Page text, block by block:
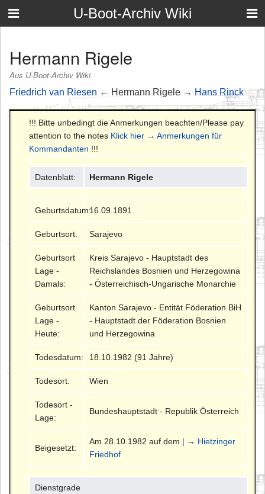
U-Boot-Archiv Wiki
Hermann Rigele
Aus U-Boot-Archiv Wiki
Friedrich van Riesen ← Hermann Rigele → Hans Rinck
!!! Bitte unbedingt die Anmerkungen beachten/Please pay
attention to the notes Klick hier → Anmerkungen für
Kommandanten !!!
Datenblatt: Hermann Rigele
Geburtsdatum:16.09.1891
Geburtsort: Sarajevo
Geburtsort
Lage -
Damals:
Kreis Sarajevo - Hauptstadt des
Reichslandes Bosnien und Herzegowina
- Österreichisch-Ungarische Monarchie
Geburtsort
Lage -
Heute:
Kanton Sarajevo - Entität Föderation BiH
- Hauptstadt der Föderation Bosnien
und Herzegowina
Todesdatum: 18.10.1982 (91 Jahre)
Todesort: Wien
Todesort -
Lage:
Bundeshauptstadt - Republik Österreich
Beigesetzt:
Am 28.10.1982 auf dem | → Hietzinger
Friedhof
Dienstgrade